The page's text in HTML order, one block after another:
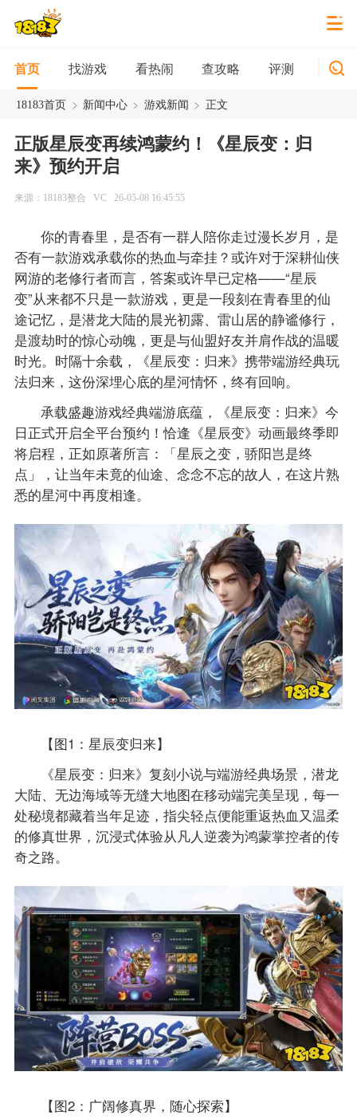
首页 找游戏 看热闹 查攻略 评测 新游
18183首页 > 新闻中心 > 游戏新闻 > 正文
正版星辰变再续鸿蒙约！《星辰变：归
来》预约开启
来源：18183整合 VC 26-05-08 16:45:55
你的青春里，是否有一群人陪你走过漫长岁月，是
否有一款游戏承载你的热血与牵挂？或许对于深耕仙侠
网游的老修行者而言，答案或许早已定格——“星辰
变”从来都不只是一款游戏，更是一段刻在青春里的仙
途记忆，是潜龙大陆的晨光初露、雷山居的静谧修行，
是渡劫时的惊心动魄，更是与仙盟好友并肩作战的温暖
时光。时隔十余载，《星辰变：归来》携带端游经典玩
法归来，这份深埋心底的星河情怀，终有回响。
承载盛趣游戏经典端游底蕴，《星辰变：归来》今
日正式开启全平台预约！恰逢《星辰变》动画最终季即
将启程，正如原著所言：「星辰之变，骄阳岂是终
点」，让当年未竟的仙途、念念不忘的故人，在这片熟
悉的星河中再度相逢。
【图1：星辰变归来】
《星辰变：归来》复刻小说与端游经典场景，潜龙
大陆、无边海域等无缝大地图在移动端完美呈现，每一
处秘境都藏着当年足迹，指尖轻点便能重返热血又温柔
的修真世界，沉浸式体验从凡人逆袭为鸿蒙掌控者的传
奇之路。
【图2：广阔修真界，随心探索】